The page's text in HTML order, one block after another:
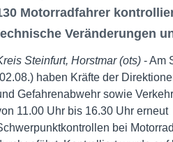
Motorradfahrer
Veränderungen
Steinfurt, Horstmar (ots) - Am
haben Kräfte der
Gefahrenabwehr sowie
11.00 Uhr bis 16.30 Uhr erneut
bei